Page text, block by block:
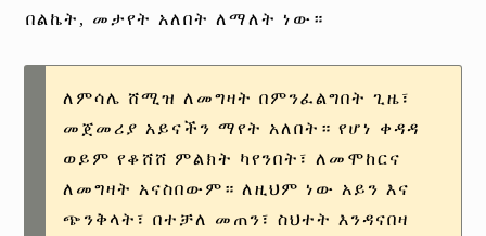
በልኬት, መታየት አለበት ለማለት ነው።
ለምሳሌ ሸሚዝ ለመግዛት በምንፈልግበት ጊዜ፣
መጀመሪያ አይናችን ማየት አለበት። የሆነ ቀዳዳ
ወይም የቆሸሸ ምልክት ካየንበት፣ ለመሞከርና
ለመግዛት አናስበውም። ለዚህም ነው አይን እና
ጭንቅላት፣ በተቻለ መጠን፣ ስህተት እንዳናበዛ